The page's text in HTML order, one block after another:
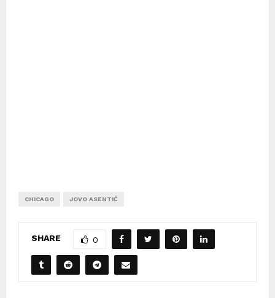
CHICAGO JOVO ASENTIĆ
SHARE 0